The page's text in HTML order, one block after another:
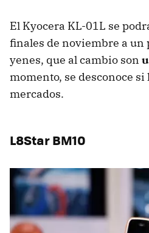
El Kyocera KL-01L se
finales de noviembre a un
yenes, que al cambio son
momento, se desconoce si
mercados.
L8Star BM10